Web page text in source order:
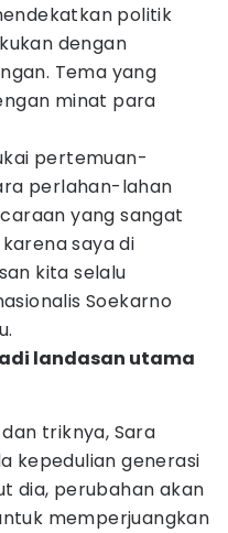
politik
dengan
Tema yang
minat para
pertemuan-
perlahan-lahan
yang sangat
saya di
kita selalu
Soekarno
landasan utama
triknya, Sara
kepedulian generasi
dia, perubahan akan
memperjuangkan